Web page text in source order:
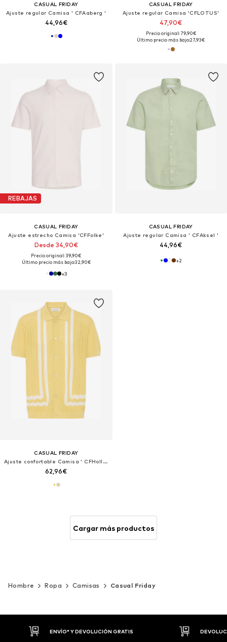
CASUAL FRIDAY
Ajuste regular Camisa ' CFAaberg '
44,96€
CASUAL FRIDAY
Ajuste regular Camisa 'CFLOTUS'
47,90€
Precio original: 79,90€
Último precio más bajo:27,93€
REBAJAS
CASUAL FRIDAY
Ajuste estrecho Camisa 'CFFolke'
Desde 34,90€
Precio original: 39,90€
Último precio más bajo:32,90€
+3
CASUAL FRIDAY
Ajuste regular Camisa ' CFAksel '
44,96€
+2
CASUAL FRIDAY
Ajuste confortable Camisa ' CFHolla '
62,96€
Cargar más productos
Hombre Ropa Camisas Casual Friday
DEVOLUCIONES HASTA 30 DÍAS